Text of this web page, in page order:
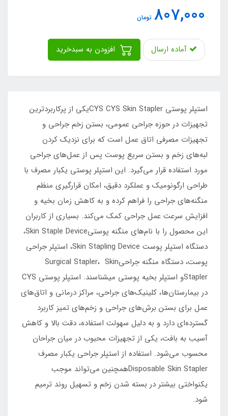
807,000 تومان
آماده ارسال
استپلر پوستی CYS CYS Skin Staplerیکی از پرکاربردترین
تجهیزات در حوزه جراحی عمومی، بستن زخم جراحی و
تجهیزات مصرفی اتاق عمل است که برای نزدیک کردن
لبه‌های زخم و بستن سریع پوست پس از عمل‌های جراحی
مورد استفاده قرار می‌گیرد. این استپلر پوستی یکبار مصرف با
طراحی ارگونومیک و عملکرد دقیق، امکان قرارگیری منظم
منگنه‌های جراحی را فراهم کرده و به کاهش زمان بخیه و
افزایش سرعت عمل جراحی کمک می‌کند. بسیاری از کاربران
این محصول را با نام‌های منگنه پوستیSkin Staple Device،
دستگاه استپلر پوست Skin Stapling Device، استپلر جراحی
پوست، دستگاه منگنه جراحیSurgical Stapler، Skin
Staplerو استپلر بخیه پوستی میشناسند. استپلر پوستی CYS
در بیمارستان‌ها، کلینیک‌های جراحی، مراکز درمانی و اتاق‌های
عمل برای بستن برش‌های جراحی و زخم‌های تمیز کاربرد
گسترده‌ای دارد و به دلیل سهولت استفاده، دقت بالا و کاهش
آسیب به بافت، یکی از تجهیزات محبوب در میان جراحان
محسوب می‌شود. استفاده از استپلر جراحی یکبار مصرف
Disposable Skin Staplerهمچنین می‌تواند موجب
یکنواختی بیشتر در بسته شدن زخم و تسهیل روند ترمیم
شود.